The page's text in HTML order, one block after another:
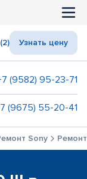
Узнать цену
(9582) 95-23-71
(9675) 55-20-41
Sony